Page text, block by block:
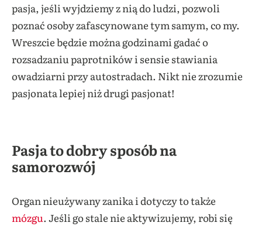
pasja, jeśli wyjdziemy z nią do ludzi, pozwoli
poznać osoby zafascynowane tym samym, co my.
Wreszcie będzie można godzinami gadać o
rozsadzaniu paprotników i sensie stawiania
owadziarni przy autostradach. Nikt nie zrozumie
pasjonata lepiej niż drugi pasjonat!
Pasja to dobry sposób na
samorozwój
Organ nieużywany zanika i dotyczy to także
mózgu. Jeśli go stale nie aktywizujemy, robi się